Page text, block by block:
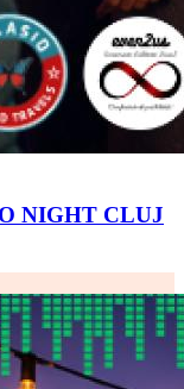
NIGHT CLUJ